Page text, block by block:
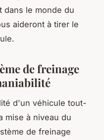
dans le monde du
aideront à tirer le
de freinage
d'un véhicule tout-
mise à niveau du
de freinage